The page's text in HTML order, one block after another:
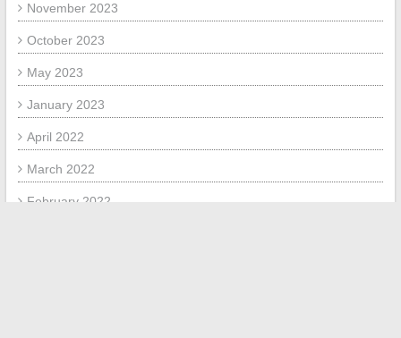
November 2023
October 2023
May 2023
January 2023
April 2022
March 2022
February 2022